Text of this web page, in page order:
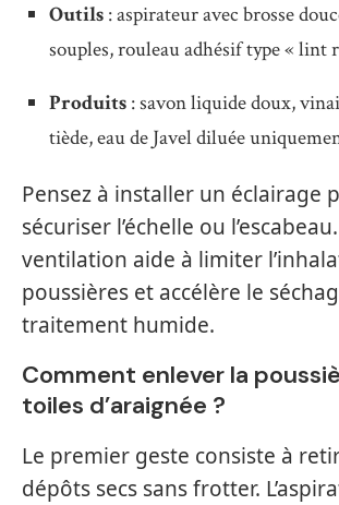
Outils : aspirateur avec brosse
souples, rouleau adhésif type « lint
Produits : savon liquide doux,
tiède, eau de Javel diluée
Pensez à installer un éclairage
sécuriser l’échelle ou
ventilation aide à limiter
poussières et accélère le
traitement humide.
Comment enlever la
toiles d’araignée ?
Le premier geste consiste à
dépôts secs sans frotter.